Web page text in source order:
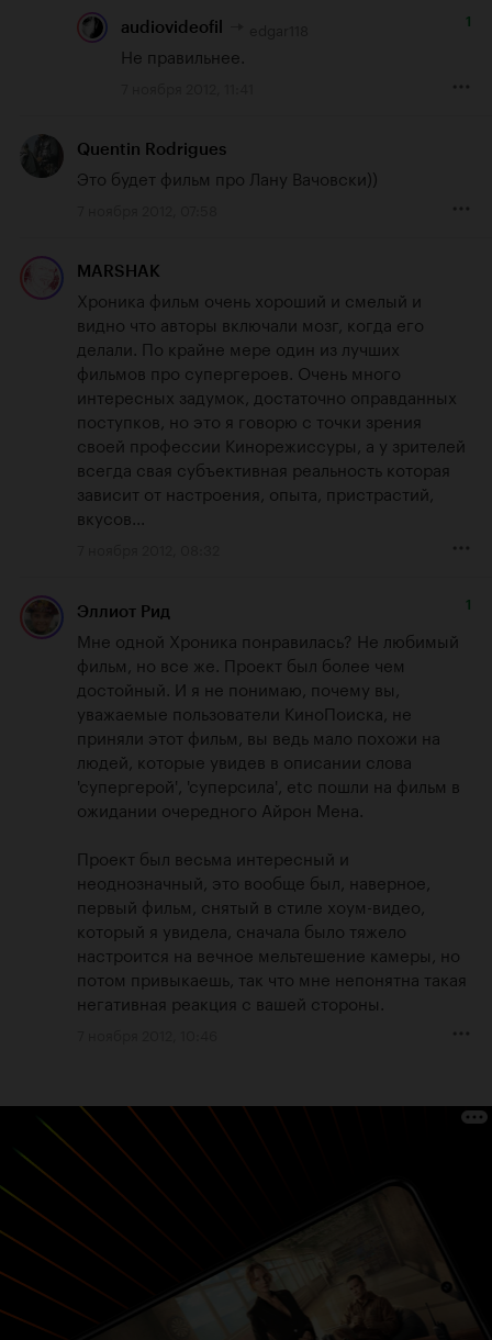
audiovideofil 1
Не правильнее.
Quentin Rodrigues
Это будет фильм про Лану Вачовски))
MARSHAK
Хроника фильм очень хороший и смелый и
видно что авторы включали мозг, когда его
делали. По крайне мере один из лучших
фильмов про супергероев. Очень много
интересных задумок, достаточно оправданных
поступков, но это я говорю с точки зрения
своей профессии Кинорежиссуры, а у зрителей
всегда свая субъективная реальность которая
зависит от настроения, опыта, пристрастий,
вкусов...
Эллиот Рид 1
Мне одной Хроника понравилась? Не любимый
фильм, но все же. Проект был более чем
достойный. И я не понимаю, почему вы,
уважаемые пользователи КиноПоиска, не
приняли этот фильм, вы ведь мало похожи на
людей, которые увидев в описании слова
'супергерой', 'суперсила', etc пошли на фильм в
ожидании очередного Айрон Мена.
Проект был весьма интересный и
неоднозначный, это вообще был, наверное,
первый фильм, снятый в стиле хоум-видео,
который я увидела, сначала было тяжело
настроится на вечное мельтешение камеры, но
потом привыкаешь, так что мне непонятна такая
негативная реакция с вашей стороны.